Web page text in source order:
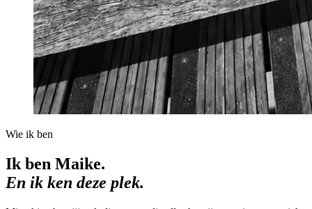
Wie ik ben
Ik ben Maike.
En ik ken deze plek.